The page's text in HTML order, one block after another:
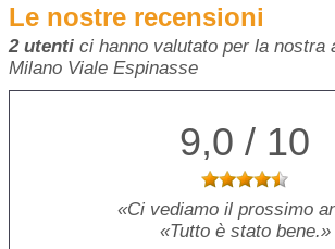
Le nostre recensioni
2 utenti ci hanno valutato per la nostra
Milano Viale Espinasse
9,0 / 10
Ci vediamo il prossimo
Tutto è stato bene.